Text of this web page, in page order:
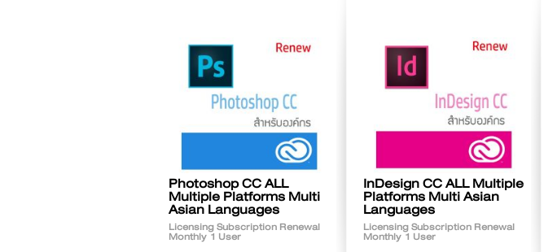
Photoshop CC ALL
Multiple Platforms Multi
Asian Languages
Licensing Subscription Renewal
Monthly 1 User
InDesign CC ALL Multiple
Platforms Multi Asian
Languages
Licensing Subscription Renewal
Monthly 1 User